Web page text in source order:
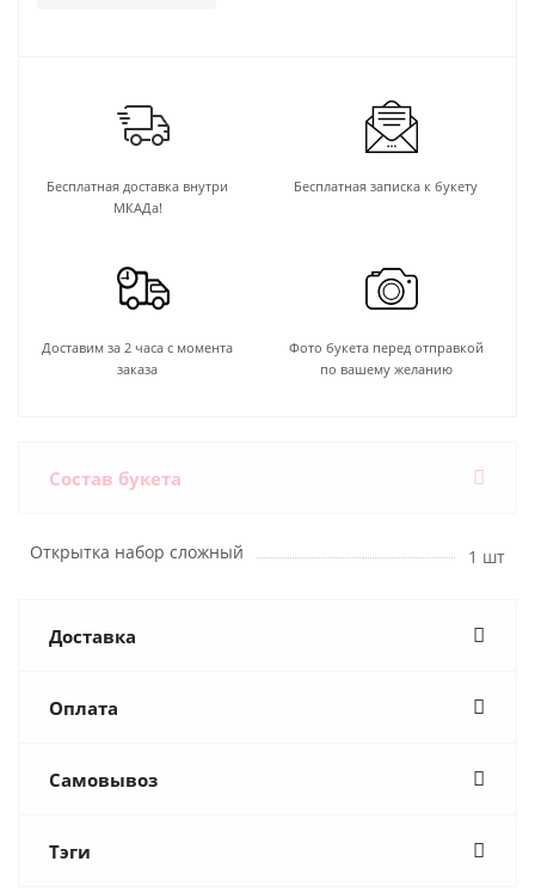
Бесплатная доставка внутри
МКАДа!
Бесплатная записка к букету
Доставим за 2 часа с момента
заказа
Фото букета перед отправкой
по вашему желанию
Состав букета
Открытка набор сложный 1 шт
Доставка
Оплата
Самовывоз
Тэги